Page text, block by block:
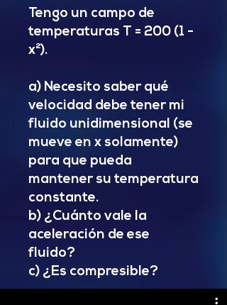
Tengo un campo de
temperaturas T = 200 (1 -
x²).
a) Necesito saber qué
velocidad debe tener mi
fluido unidimensional (se
mueve en x solamente)
para que pueda
mantener su temperatura
constante.
b) ¿Cuánto vale la
aceleración de ese
fluido?
c) ¿Es compresible?